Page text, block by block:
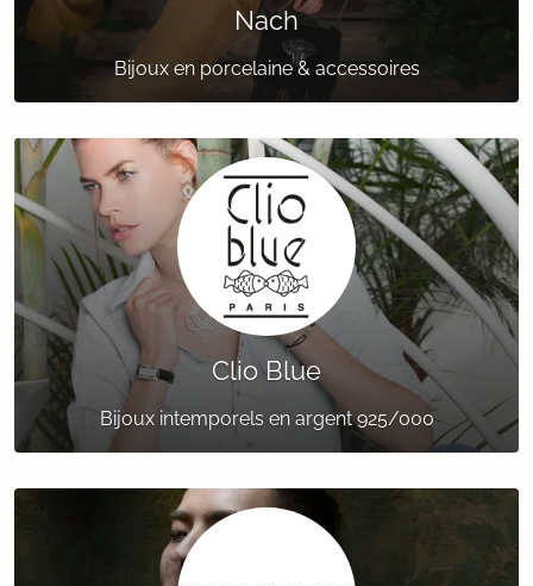
Nach
Bijoux en porcelaine & accessoires
Clio Blue
Bijoux intemporels en argent 925/000